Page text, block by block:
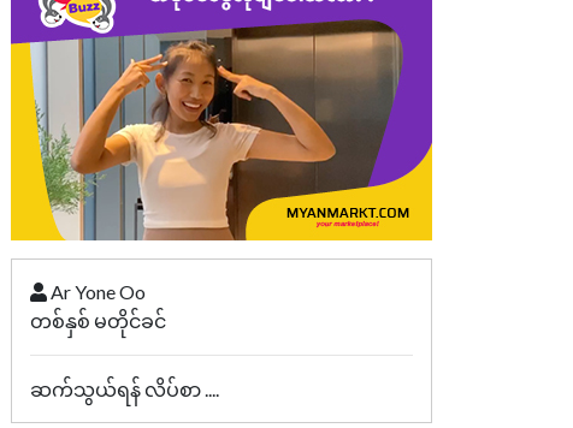
Ar Yone Oo
တစ်နှစ် မတိုင်ခင်
ဆက်သွယ်ရန် လိပ်စာ ....